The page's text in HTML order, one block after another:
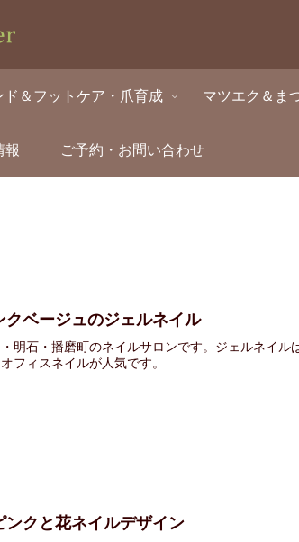
ド＆フットケア・爪育成 マツエク＆ま
報 ご予約・お問い合わせ
クベージュのジェルネイル
明石・播磨町のネイルサロンです。ジェルネイル
フィスネイルが人気です。
ンクと花ネイルデザイン